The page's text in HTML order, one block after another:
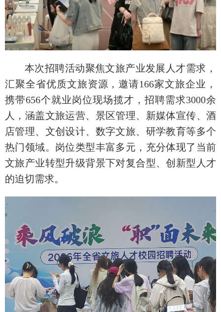
本次招聘活动聚焦文旅产业发展人才需求，
汇聚全省优质文旅资源，邀请166家文旅企业，
携带656个就业岗位现场揽才，招聘需求3000余
人，涵盖文旅运营、景区管理、新媒体宣传、酒
店管理、文创设计、数字文旅、研学教育等多个
热门领域。岗位类型丰富多元，充分体现了当前
文旅产业转型升级背景下对复合型、创新型人才
的迫切需求。